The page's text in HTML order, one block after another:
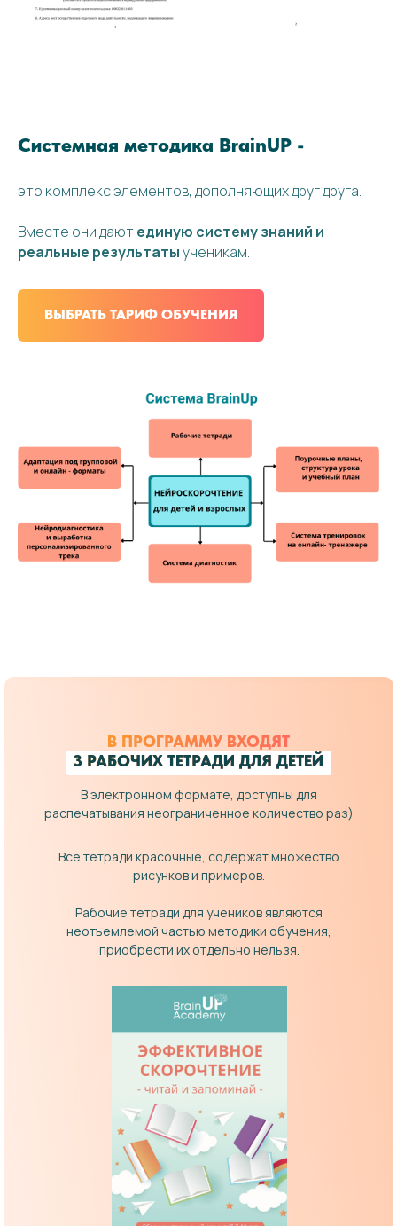
Системная методика BrainUP -
это комплекс элементов, дополняющих друг друга.
Вместе они даютединую систему знаний и
реальные результатыученикам.
ВЫБРАТЬ ТАРИФ ОБУЧЕНИЯ
В электронном формате, доступны для
распечатывания неограниченное количество раз)
Все тетради красочные, содержат множество
рисунков и примеров.
Рабочие тетради для учеников являются
неотъемлемой частью методики обучения,
приобрести их отдельно нельзя.
В ПРОГРАММУ ВХОДЯТ
3 РАБОЧИХ ТЕТРАДИ ДЛЯ ДЕТЕЙ